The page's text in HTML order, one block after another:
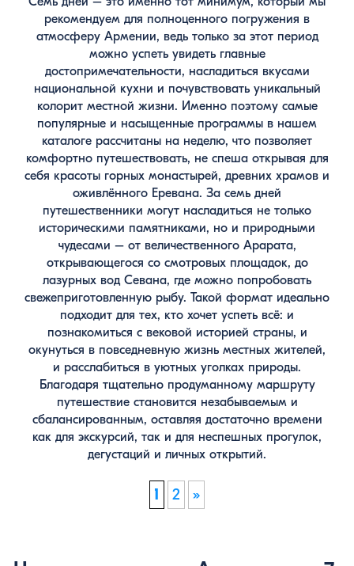
рекомендуем для полноценного погружения в
атмосферу Армении, ведь только за этот период
можно успеть увидеть главные
достопримечательности, насладиться вкусами
национальной кухни и почувствовать уникальный
колорит местной жизни. Именно поэтому самые
популярные и насыщенные программы в нашем
каталоге рассчитаны на неделю, что позволяет
комфортно путешествовать, не спеша открывая для
себя красоты горных монастырей, древних храмов и
оживлённого Еревана. За семь дней
путешественники могут насладиться не только
историческими памятниками, но и природными
чудесами – от величественного Арарата,
открывающегося со смотровых площадок, до
лазурных вод Севана, где можно попробовать
свежеприготовленную рыбу. Такой формат идеально
подходит для тех, кто хочет успеть всё: и
познакомиться с вековой историей страны, и
окунуться в повседневную жизнь местных жителей,
и расслабиться в уютных уголках природы.
Благодаря тщательно продуманному маршруту
путешествие становится незабываемым и
сбалансированным, оставляя достаточно времени
как для экскурсий, так и для неспешных прогулок,
дегустаций и личных открытий.
1 2 »